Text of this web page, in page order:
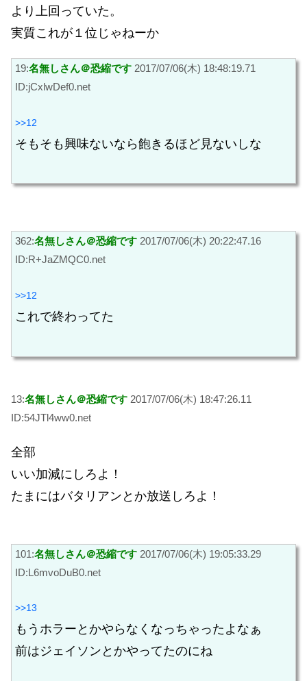
より上回っていた。
実質これが１位じゃねーか
19:名無しさん＠恐縮です 2017/07/06(木) 18:48:19.71
ID:jCxlwDef0.net
>>12
そもそも興味ないなら飽きるほど見ないしな
362:名無しさん＠恐縮です 2017/07/06(木) 20:22:47.16
ID:R+JaZMQC0.net
>>12
これで終わってた
13:名無しさん＠恐縮です 2017/07/06(木) 18:47:26.11
ID:54JTl4ww0.net
全部
いい加減にしろよ！
たまにはバタリアンとか放送しろよ！
101:名無しさん＠恐縮です 2017/07/06(木) 19:05:33.29
ID:L6mvoDuB0.net
>>13
もうホラーとかやらなくなっちゃったよなぁ
前はジェイソンとかやってたのにね